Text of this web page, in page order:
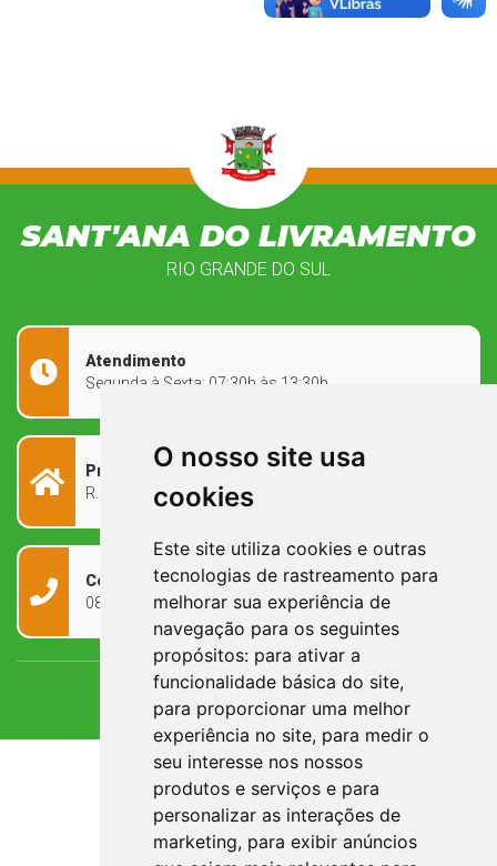
O nosso site usa
cookies
Este site utiliza cookies e outras
tecnologias de rastreamento para
melhorar sua experiência de
navegação para os seguintes
propósitos: para ativar a
funcionalidade básica do site,
para proporcionar uma melhor
experiência no site, para medir o
seu interesse nos nossos
produtos e serviços e para
personalizar as interações de
marketing, para exibir anúncios
SANT'ANA DO LIVRAMENTO
RIO GRANDE DO SUL
Atendimento
Segunda à Sexta: 07:30h às 13:30h
Prefeitura Municipal
R. Rivadávia Corrêa, 858 - Centro - RS, 97573-010
Contato
0800 090 2050